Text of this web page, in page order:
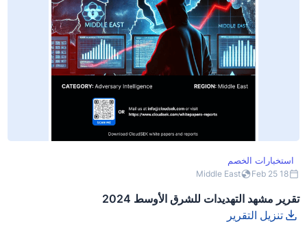
استخبارات الخصم
18 Feb 25
Middle East
تقرير مشهد التهديدات للشرق الأوسط 2024
تنزيل التقرير